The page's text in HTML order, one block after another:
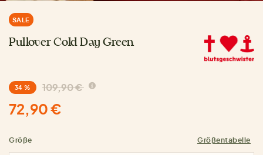
SALE
Pullover Cold Day Green
34 % 109,90 €
72,90 €
Größe Größentabelle